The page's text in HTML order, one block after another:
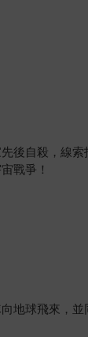
後自殺，線
戰爭！
球飛來，並